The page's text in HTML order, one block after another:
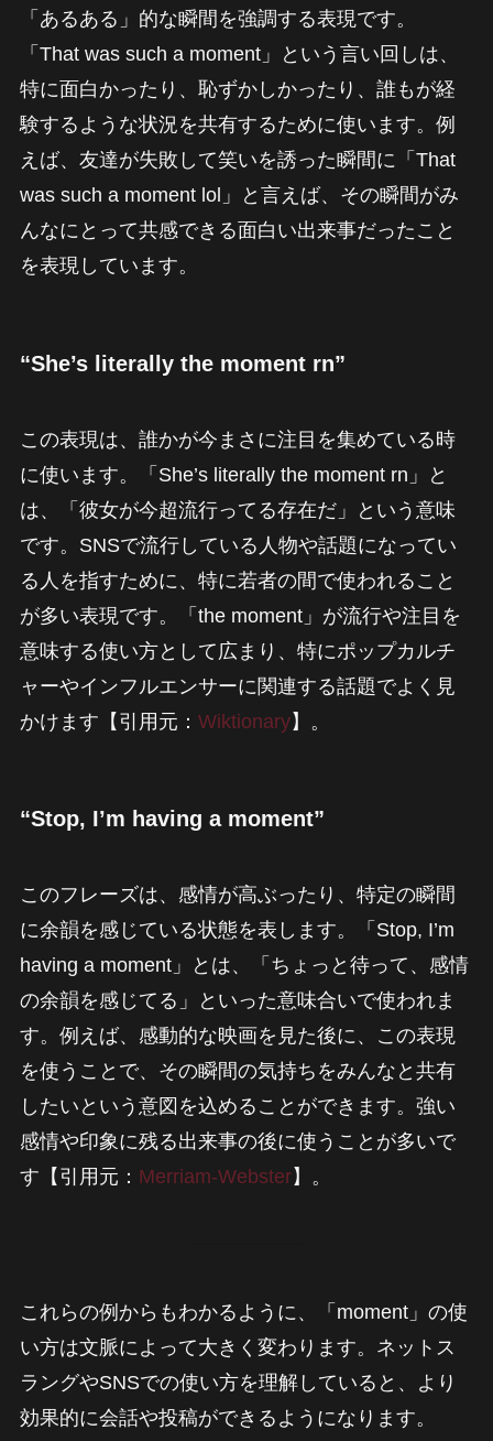
「あるある」的な瞬間を強調する表現です。
「That was such a moment」という言い回しは、
特に面白かったり、恥ずかしかったり、誰もが経
験するような状況を共有するために使います。例
えば、友達が失敗して笑いを誘った瞬間に「That
was such a moment lol」と言えば、その瞬間がみ
んなにとって共感できる面白い出来事だったこと
を表現しています。
“She’s literally the moment rn”
この表現は、誰かが今まさに注目を集めている時
に使います。「She’s literally the moment rn」と
は、「彼女が今超流行ってる存在だ」という意味
です。SNSで流行している人物や話題になってい
る人を指すために、特に若者の間で使われること
が多い表現です。「the moment」が流行や注目を
意味する使い方として広まり、特にポップカルチ
ャーやインフルエンサーに関連する話題でよく見
かけます【引用元： Wiktionary】。
“Stop, I’m having a moment”
このフレーズは、感情が高ぶったり、特定の瞬間
に余韻を感じている状態を表します。「Stop, I’m
having a moment」とは、「ちょっと待って、感情
の余韻を感じてる」といった意味合いで使われま
す。例えば、感動的な映画を見た後に、この表現
を使うことで、その瞬間の気持ちをみんなと共有
したいという意図を込めることができます。強い
感情や印象に残る出来事の後に使うことが多いで
す【引用元： Merriam-Webster】。
これらの例からもわかるように、「moment」の使
い方は文脈によって大きく変わります。ネットス
ラングやSNSでの使い方を理解していると、より
効果的に会話や投稿ができるようになります。